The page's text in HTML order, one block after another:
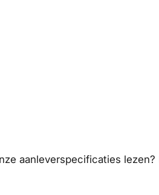
aanleverspecificaties lezen?